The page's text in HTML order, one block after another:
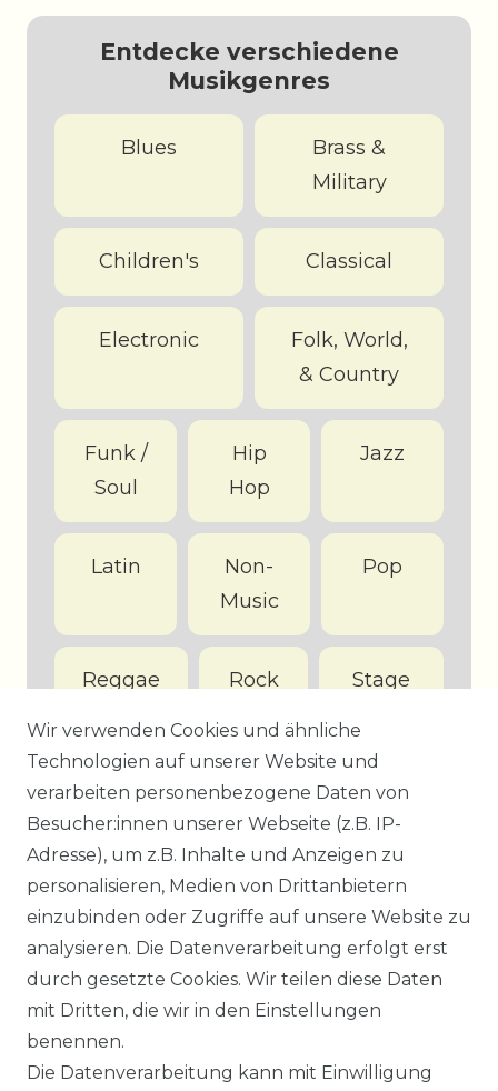
Entdecke verschiedene
Musikgenres
Blues
Brass &
Military
Children's Classical
Electronic
Folk, World,
& Country
Funk /
Soul
Hip
Hop
Jazz
Latin
Non-
Music
Pop
Reggae Rock
Stage
Screen
Datenstand: 7.8.2026
Impressum Daten­schutz­erklärung
Wir verwenden Cookies und ähnliche
Technologien auf unserer Website und
verarbeiten personenbezogene Daten von
Besucher:innen unserer Webseite (z.B. IP-
Adresse), um z.B. Inhalte und Anzeigen zu
personalisieren, Medien von Drittanbietern
einzubinden oder Zugriffe auf unsere Website zu
analysieren. Die Datenverarbeitung erfolgt erst
durch gesetzte Cookies. Wir teilen diese Daten
mit Dritten, die wir in den Einstellungen
benennen.
Die Datenverarbeitung kann mit Einwilligung